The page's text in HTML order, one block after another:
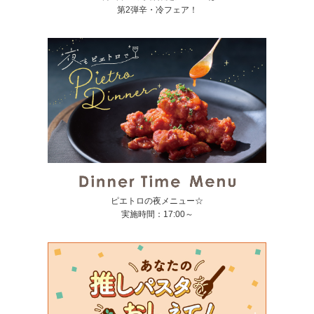
第2弾辛・冷フェア！
ピエトロの夜メニュー☆
実施時間：17:00～